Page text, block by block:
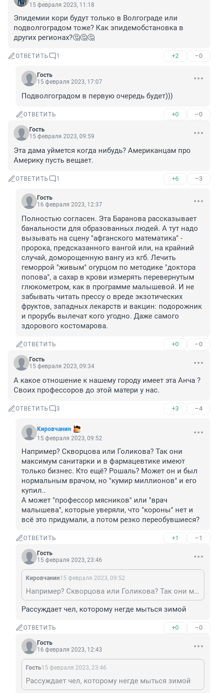
15 февраля 2023, 11:18
Эпидемии кори будут только в Волгограде или
подволгоградом тоже? Как эпидемобстановка в
других регионах?🤔🤔🤔
ОТВЕТИТЬ 1 +2 –0
Гость
15 февраля 2023, 17:07
Подволгоградом в первую очередь будет)))
ОТВЕТИТЬ +0 –0
Гость
15 февраля 2023, 09:59
Эта дама уймется когда нибудь? Американцам про
Америку пусть вещает.
ОТВЕТИТЬ 1 +6 –3
Гость
16 февраля 2023, 12:37
Полностью согласен. Эта Баранова рассказывает
банальности для образованных людей. А тут надо
вызывать на сцену "афганского математика" -
пророка, предсказанного вангой или, на крайний
случай, доморощенную вангу из кгб. Лечить
геморрой "живым" огурцом по методике "доктора
попова", а сахар в крови измерять перевернутым
глюкометром, как в программе малышевой. И не
забывать читать прессу о вреде экзотических
фруктов, западных лекарств и вакцин: подорожник
и прорубь вылечат кого угодно. Даже самого
здорового костомарова.
ОТВЕТИТЬ +0 –0
Гость
15 февраля 2023, 09:34
А какое отношение к нашему городу имеет эта Анча ?
Своих профессоров до этой матери у нас.
ОТВЕТИТЬ 3 +3 –4
Kиpoвчaнин
15 февраля 2023, 09:52
Например? Скворцова или Голикова? Так они
максимум санитарки и в фармацевтике имеют
только бизнес. Кто ещё? Рошаль? Может он и был
нормальным врачом, но "кумир миллионов" и его
купил..
А может "профессор мясников" или "врач
малышева", которые уверяли, что "короны" нет и
всё это придумали, а потом резко переобувшиеся?
ОТВЕТИТЬ +1 –1
Гость
15 февраля 2023, 23:46
Kиpoвчaнин15 февраля 2023, 09:52
Например? Скворцова или Голикова? Так они максимум санитарки и в фармацевтике имеют только бизнес. Кто ещё? Рошаль? Может он и был нормальным врачом, но "кумир миллионов" и его купил.. А может "профессор мясников" или "врач малышева", которые уверяли, что "короны" нет и всё это придумали, а потом резко переобувшиеся?
Рассуждает чел, которому негде мыться зимой
ОТВЕТИТЬ +0 –0
Гость
16 февраля 2023, 12:43
Гость15 февраля 2023, 23:46
Рассуждает чел, которому негде мыться зимой